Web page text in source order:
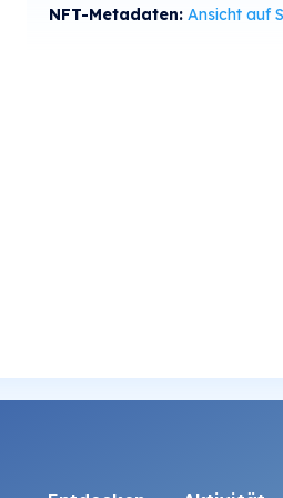
NFT-Metadaten: Ansicht auf